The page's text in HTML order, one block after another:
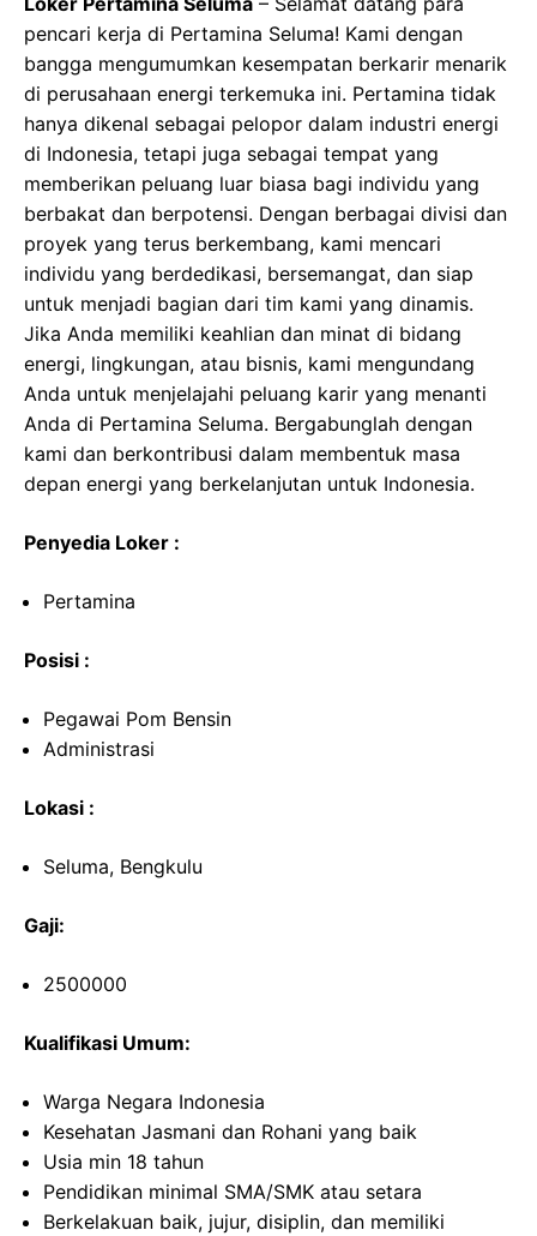
pencari kerja di Pertamina Seluma! Kami dengan
bangga mengumumkan kesempatan berkarir menarik
di perusahaan energi terkemuka ini. Pertamina tidak
hanya dikenal sebagai pelopor dalam industri energi
di Indonesia, tetapi juga sebagai tempat yang
memberikan peluang luar biasa bagi individu yang
berbakat dan berpotensi. Dengan berbagai divisi dan
proyek yang terus berkembang, kami mencari
individu yang berdedikasi, bersemangat, dan siap
untuk menjadi bagian dari tim kami yang dinamis.
Jika Anda memiliki keahlian dan minat di bidang
energi, lingkungan, atau bisnis, kami mengundang
Anda untuk menjelajahi peluang karir yang menanti
Anda di Pertamina Seluma. Bergabunglah dengan
kami dan berkontribusi dalam membentuk masa
depan energi yang berkelanjutan untuk Indonesia.
Penyedia Loker :
Pertamina
Posisi :
Pegawai Pom Bensin
Administrasi
Lokasi :
Seluma, Bengkulu
Gaji:
2500000
Kualifikasi Umum:
Warga Negara Indonesia
Kesehatan Jasmani dan Rohani yang baik
Usia min 18 tahun
Pendidikan minimal SMA/SMK atau setara
Berkelakuan baik, jujur, disiplin, dan memiliki